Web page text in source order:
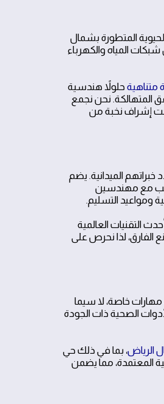
المتطورة بشمال
المياه والكهرباء
متناهيةحلولاً هندسية
المتهالكة. نحن نجمع
إشراف نخبة من
الميدانية. يضم
جنب مع مهندسين
التقنيات العالمية
الفارق، لذا نحرص على
خاصة، لا سيما
الصحية ذات الجودة
الرياض، بما في ذلك حي
المعتمدة، مما يضمن